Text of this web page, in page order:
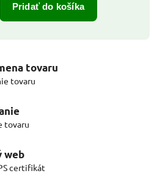
Pridať do košíka
tovaru
tovaru
tovaru
web
certifikát